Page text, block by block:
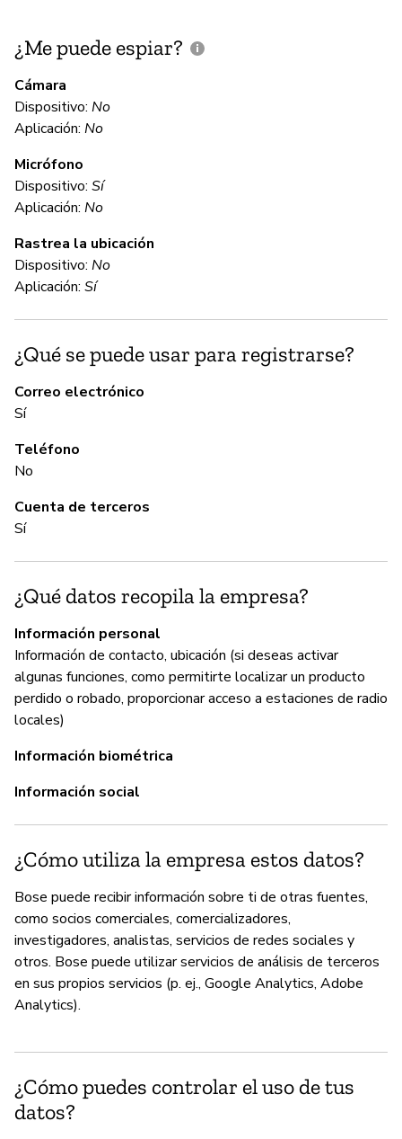
¿Me puede espiar?
Cámara
Dispositivo: No
Aplicación: No
Micrófono
Dispositivo: Sí
Aplicación: No
Rastrea la ubicación
Dispositivo: No
Aplicación: Sí
¿Qué se puede usar para registrarse?
Correo electrónico
Sí
Teléfono
No
Cuenta de terceros
Sí
¿Qué datos recopila la empresa?
Información personal
Información de contacto, ubicación (si deseas activar
algunas funciones, como permitirte localizar un producto
perdido o robado, proporcionar acceso a estaciones de radio
locales)
Información biométrica
Información social
¿Cómo utiliza la empresa estos datos?
Bose puede recibir información sobre ti de otras fuentes,
como socios comerciales, comercializadores,
investigadores, analistas, servicios de redes sociales y
otros. Bose puede utilizar servicios de análisis de terceros
en sus propios servicios (p. ej., Google Analytics, Adobe
Analytics).
¿Cómo puedes controlar el uso de tus
datos?